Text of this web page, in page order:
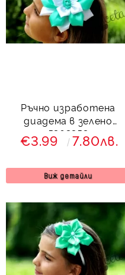
Ръчно изработена
диадема в зелено
5363353
€3.99 7.80лв.
Виж детайли